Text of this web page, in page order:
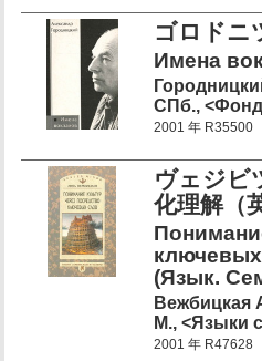
ゴロド
Имена
СПб., <Фонд
2001 年 R35500
ヴェジビ
化理解（
(Язык.
Вежбицкая
М., <Языки
2001 年 R47628